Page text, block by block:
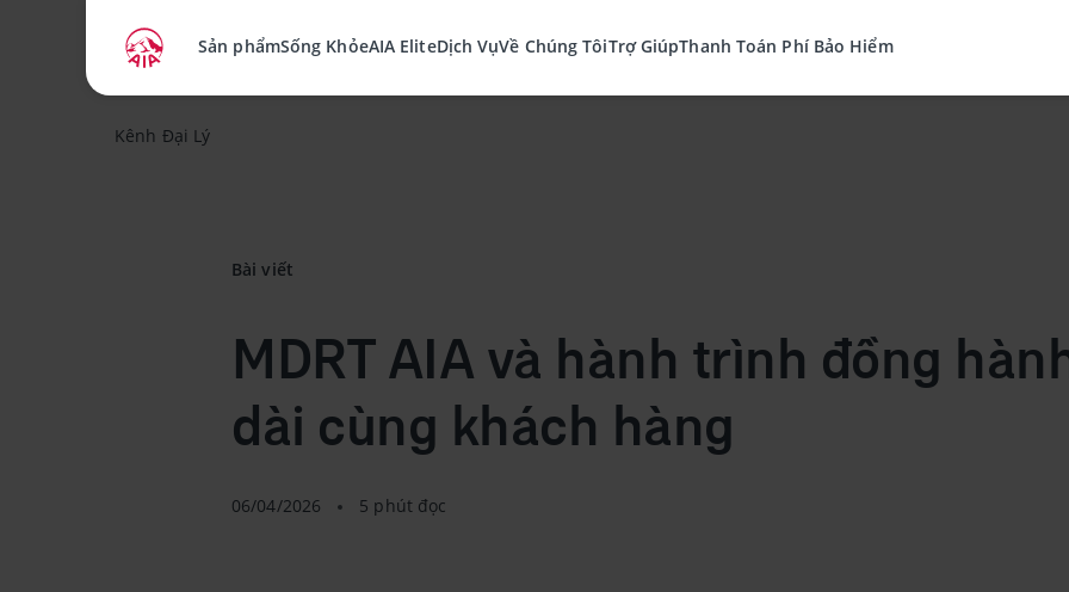
Sản phẩmSống KhỏeAIA EliteDịch VụVề Chúng TôiTrợ GiúpThanh Toán Phí Bảo Hiểm
Kênh Đại Lý
Bài viết
MDRT AIA và hành trình đồng
dài cùng khách hàng
06/04/2026 5 phút đọc